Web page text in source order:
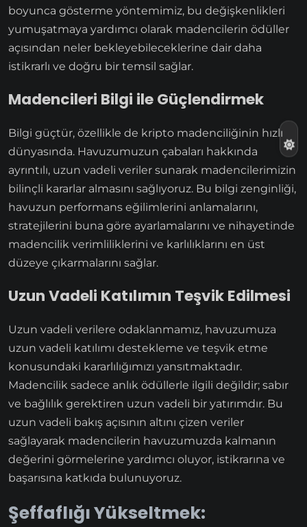
boyunca gösterme yöntemimiz, bu değişkenlikleri
yumuşatmaya yardımcı olarak madencilerin ödüller
açısından neler bekleyebileceklerine dair daha
istikrarlı ve doğru bir temsil sağlar.
Madencileri Bilgi ile Güçlendirmek
Bilgi güçtür, özellikle de kripto madenciliğinin hızlı
dünyasında. Havuzumuzun çabaları hakkında
ayrıntılı, uzun vadeli veriler sunarak madencilerimizin
bilinçli kararlar almasını sağlıyoruz. Bu bilgi zenginliği,
havuzun performans eğilimlerini anlamalarını,
stratejilerini buna göre ayarlamalarını ve nihayetinde
madencilik verimliliklerini ve karlılıklarını en üst
düzeye çıkarmalarını sağlar.
Uzun Vadeli Katılımın Teşvik Edilmesi
Uzun vadeli verilere odaklanmamız, havuzumuza
uzun vadeli katılımı destekleme ve teşvik etme
konusundaki kararlılığımızı yansıtmaktadır.
Madencilik sadece anlık ödüllerle ilgili değildir; sabır
ve bağlılık gerektiren uzun vadeli bir yatırımdır. Bu
uzun vadeli bakış açısının altını çizen veriler
sağlayarak madencilerin havuzumuzda kalmanın
değerini görmelerine yardımcı oluyor, istikrarına ve
başarısına katkıda bulunuyoruz.
Şeffaflığı Yükseltmek: